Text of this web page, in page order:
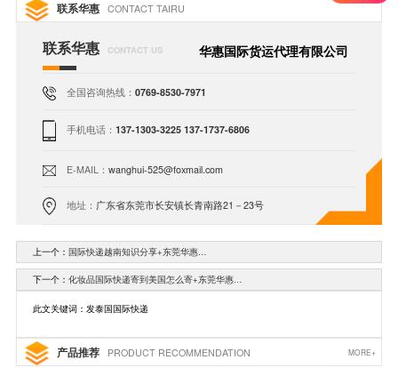
联系华惠 CONTACT TAIRU
联系华惠 CONTACT US 华惠国际货运代理有限公司
全国咨询热线：0769-8530-7971
手机电话：137-1303-3225 137-1737-6806
E-MAIL：wanghui-525@foxmail.com
地址： 广东省东莞市长安镇长青南路21－23号
上一个： 国际快递越南知识分享+东莞华惠…
下一个： 化妆品国际快递寄到美国怎么寄+东莞华惠…
此文关键词：发泰国国际快递
产品推荐 PRODUCT RECOMMENDATION MORE+